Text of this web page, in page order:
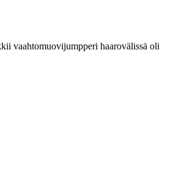
vaahtomuovijumpperi haarovälissä oli